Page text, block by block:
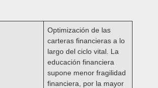
Optimización de las
carteras financieras a lo
largo del ciclo vital. La
educación financiera
supone menor fragilidad
financiera, por la mayor